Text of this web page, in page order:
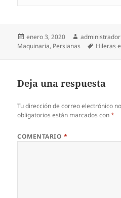
Publicado
el
enero 3, 2020 Autor
administrador
Maquinaria, Persianas Hileras
Deja una respuesta
Tu dirección de correo electrónico
obligatorios están marcados con*
COMENTARIO *